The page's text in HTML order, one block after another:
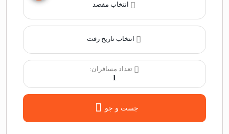
انتخاب مقصد
تعداد مسافران:
1
جست و جو